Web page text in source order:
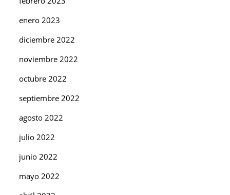
enero 2023
diciembre 2022
noviembre 2022
octubre 2022
septiembre 2022
agosto 2022
julio 2022
junio 2022
mayo 2022